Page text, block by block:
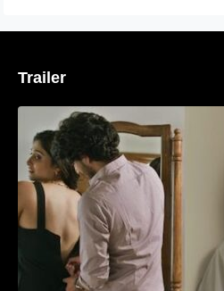
Trailer
മിസ്റ്ററി
വൈറലാകുന്നു..